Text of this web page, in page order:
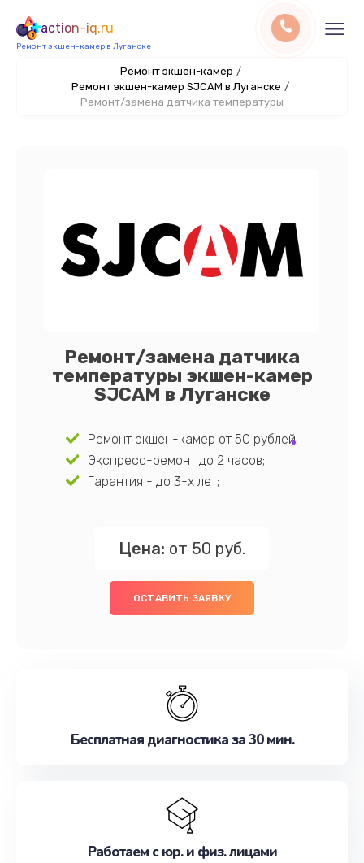
action-iq.ru
Ремонт экшен-камер в Луганске
Ремонт экшен-камер /
Ремонт экшен-камер SJCAM в Луганске /
Ремонт/замена датчика температуры
Ремонт/замена датчика
температуры экшен-камер
SJCAM в Луганске
Ремонт экшен-камер от 50 рублей;
Экспресс-ремонт до 2 часов;
Гарантия - до 3-х лет;
Цена: от 50 руб.
ОСТАВИТЬ ЗАЯВКУ
Бесплатная диагностика за 30 мин.
Работаем с юр. и физ. лицами